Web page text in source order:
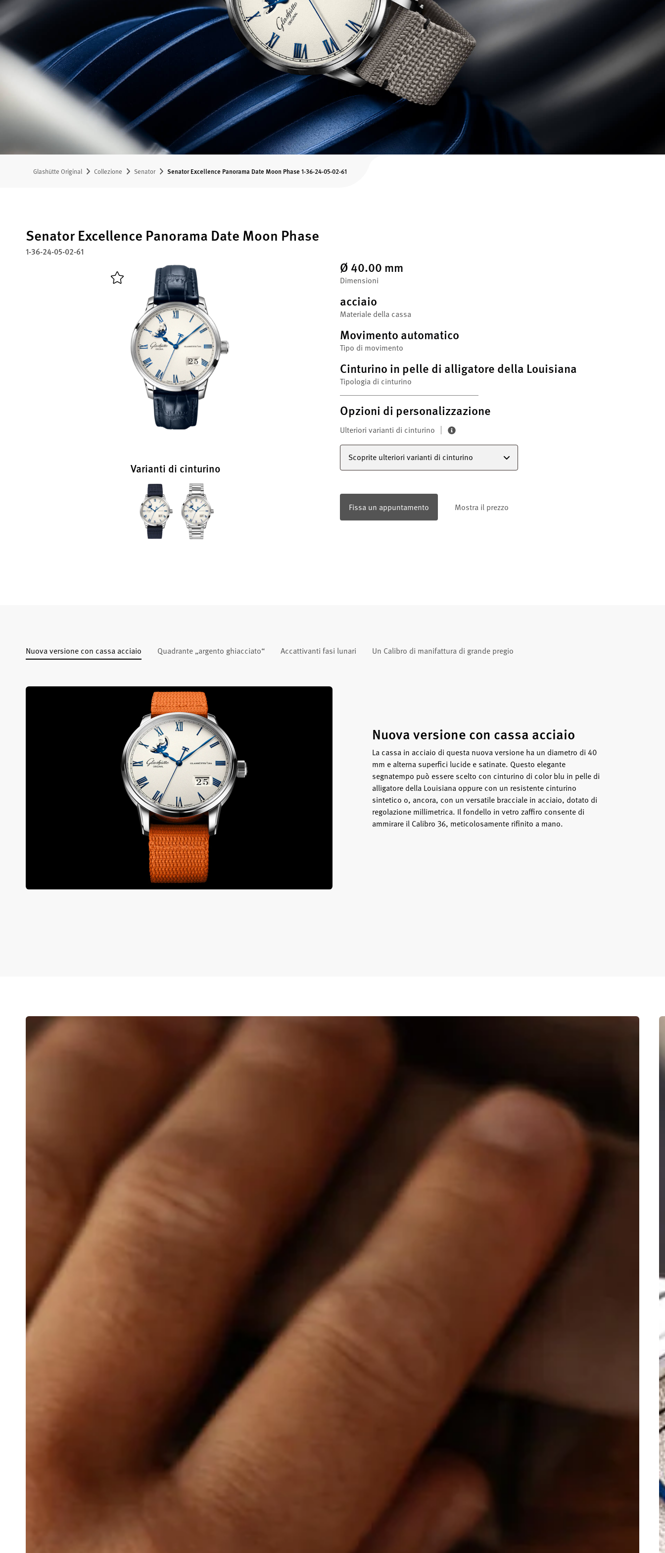
Glashütte Original Collezione Senator Senator Excellence Panorama Date Moon Phase 1-36-24-05-02-61
Senator Excellence Panorama Date Moon Phase
1-36-24-05-02-61
Varianti di cinturino
Ø 40.00 mm
Dimensioni
acciaio
Materiale della cassa
Movimento automatico
Tipo di movimento
Cinturino in pelle di alligatore della Louisiana
Tipologia di cinturino
Opzioni di personalizzazione
Ulteriori varianti di cinturino
Scoprite ulteriori varianti di cinturino
Fissa un appuntamento Mostra il prezzo
Nuova versione con cassa acciaio Quadrante „argento ghiacciato“ Accattivanti fasi lunari Un Calibro di manifattura di grande pregio
Nuova versione con cassa acciaio
La cassa in acciaio di questa nuova versione ha un diametro di 40
mm e alterna superfici lucide e satinate. Questo elegante
segnatempo può essere scelto con cinturino di color blu in pelle di
alligatore della Louisiana oppure con un resistente cinturino
sintetico o, ancora, con un versatile bracciale in acciaio, dotato di
regolazione millimetrica. Il fondello in vetro zaffiro consente di
ammirare il Calibro 36, meticolosamente rifinito a mano.